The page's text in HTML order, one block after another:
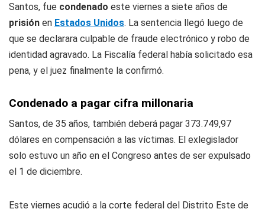
Santos, fue condenado este viernes a siete años de
prisión en Estados Unidos. La sentencia llegó luego de
que se declarara culpable de fraude electrónico y robo de
identidad agravado. La Fiscalía federal había solicitado esa
pena, y el juez finalmente la confirmó.
Condenado a pagar cifra millonaria
Santos, de 35 años, también deberá pagar 373.749,97
dólares en compensación a las víctimas. El exlegislador
solo estuvo un año en el Congreso antes de ser expulsado
el 1 de diciembre.
Este viernes acudió a la corte federal del Distrito Este de